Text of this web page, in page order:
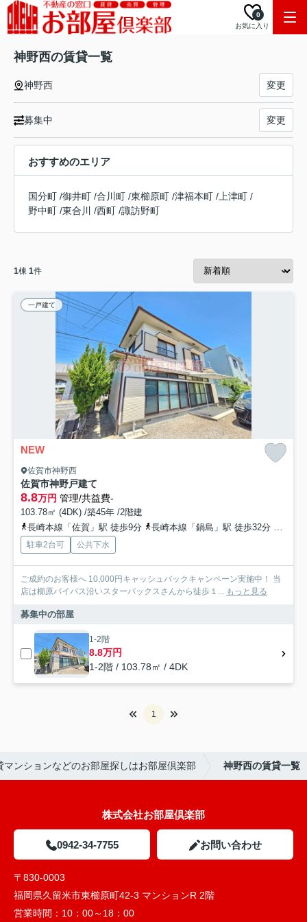
お気に入り
0
神野西の賃貸一覧
神野西 変更
募集中 変更
おすすめのエリア
国分町 /御井町 /合川町 /東櫛原町 /津福本町 / 上津町 /
野中町 /東合川 /西町 /諏訪野町
1棟 1件
一戸建て
NEW
佐賀市神野西
佐賀市神野戸建て
8.8万円 管理/共益費-
103.78㎡ (4DK) /築45年 /2階建
長崎本線「佐賀」駅 徒歩9分
長崎本線「鍋島」駅 徒歩32分 長崎
駐車2台可 公共下水
ご成約のお客様へ 10,000円キャッシュバックキャンペーン実施中！ 当
店は櫛原バイパス沿いスターバックスさんから徒歩１... もっと見る
募集中の部屋
1-2階
8.8万円
1-2階 / 103.78㎡ / 4DK
1
マンションなどのお部屋探しはお部屋倶楽部 神野西の賃貸一覧
株式会社お部屋倶楽部
0942-34-7755 お問い合わせ
〒830-0003
福岡県久留米市東櫛原町42-3 マンションR 2階
営業時間： 10：00～18：00